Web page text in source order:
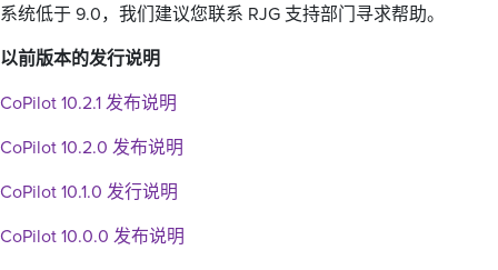
系统低于 9.0，我们建议您联系 RJG 支持部门寻求帮助。
以前版本的发行说明
CoPilot 10.2.1 发布说明
CoPilot 10.2.0 发布说明
CoPilot 10.1.0 发行说明
CoPilot 10.0.0 发布说明